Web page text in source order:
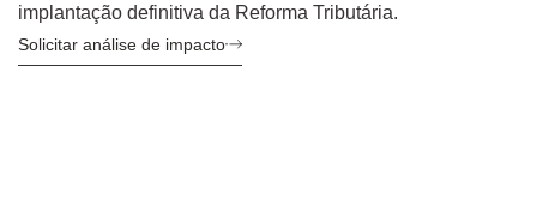
implantação definitiva da Reforma Tributária.
Solicitar análise de impacto